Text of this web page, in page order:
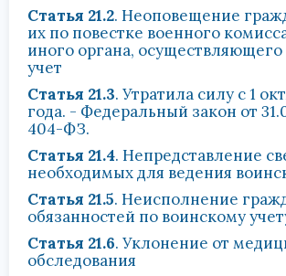
Статья 21.2. Неоповещение
их по повестке военного
иного органа,
учет
Статья 21.3. Утратила силу с 1
года. - Федеральный закон от
404-ФЗ.
Статья 21.4. Непредставление
необходимых для ведения
Статья 21.5. Неисполнение
обязанностей по воинскому
Статья 21.6. Уклонение от
обследования